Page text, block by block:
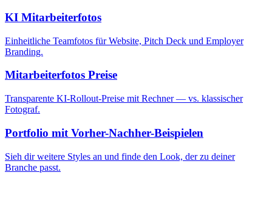
KI Mitarbeiterfotos
Einheitliche Teamfotos für Website, Pitch Deck und Employer
Branding.
Mitarbeiterfotos Preise
Transparente KI-Rollout-Preise mit Rechner — vs. klassischer
Fotograf.
Portfolio mit Vorher-Nachher-Beispielen
Sieh dir weitere Styles an und finde den Look, der zu deiner
Branche passt.